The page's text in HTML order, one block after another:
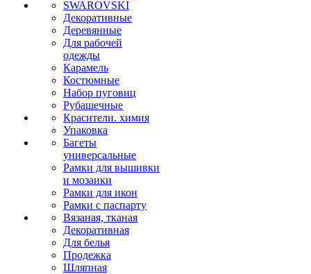
SWAROVSKI
Декоративные
Деревянные
Для рабочей
одежды
Карамель
Костюмные
Набор пуговиц
Рубашечные
Красители. химия
Упаковка
Багеты
универсальные
Рамки для вышивки
и мозаики
Рамки для икон
Рамки с паспарту
Вязаная, тканая
Декоративная
Для белья
Продежка
Шляпная